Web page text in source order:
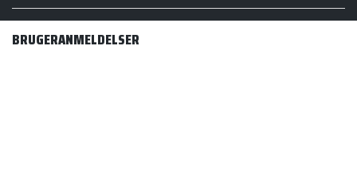
BRUGERANMELDELSER